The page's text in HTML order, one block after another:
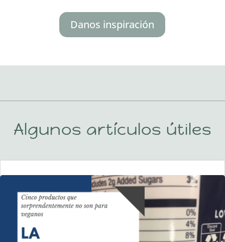
Danos inspiración
Algunos artículos útiles